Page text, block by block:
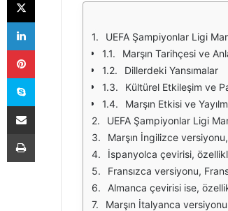
UEFA Şampiyonlar Ligi
Marşın Tarihçesi ve
Dillerdeki Yansımalar
Kültürel Etkileşim ve
Marşın Etkisi ve
UEFA Şampiyonlar Ligi Marşı, futbol dünyasının en tanınan melodilerinden biri olarak, sadece sporun değil, aynı zamanda
Marşın İngilizce versiyonu, UEFA'nın resmi dili olarak kabul edilmekte ve dünya genelinde
İspanyolca çevirisi, özellikle Latin Amerika ve İspanya'da büyük bir etki yaratmaktadır.
Fransızca versiyonu, Fransız futbolunun tarihi ve kültürel zenginliği ile birleşerek, marşın
Almanca çevirisi ise, özellikle Almanya'nın güçlü futbol geleneğiyle birleşerek,
Marşın İtalyanca versiyonu, İtalya'nın futbol tutkusu ve tarihi ile bütünleşir. İtalyan futbolu, dünya
LinkedIn
Pinterest
Skype
E-Posta ile paylaş